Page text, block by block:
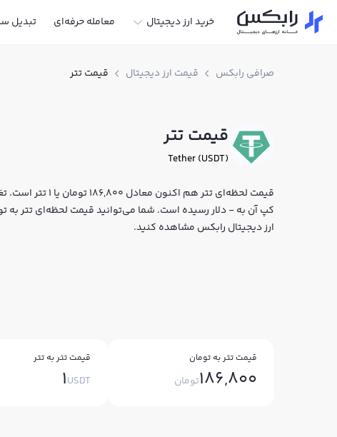
خرید ارز دیجیتال معامله حرفه‌ای تبدیل
صرافی رابکس قیمت ارز دیجیتال قیمت تتر
قیمت تتر
Tether (USDT)
کپ آن به - دلار رسیده است. شما می‌توانید قیمت لحظه‌ای تتر به
ارز دیجیتال رابکس مشاهده کنید.
قیمت تتر به تومان
186,800تومان
قیمت تتر به تتر
1USDT